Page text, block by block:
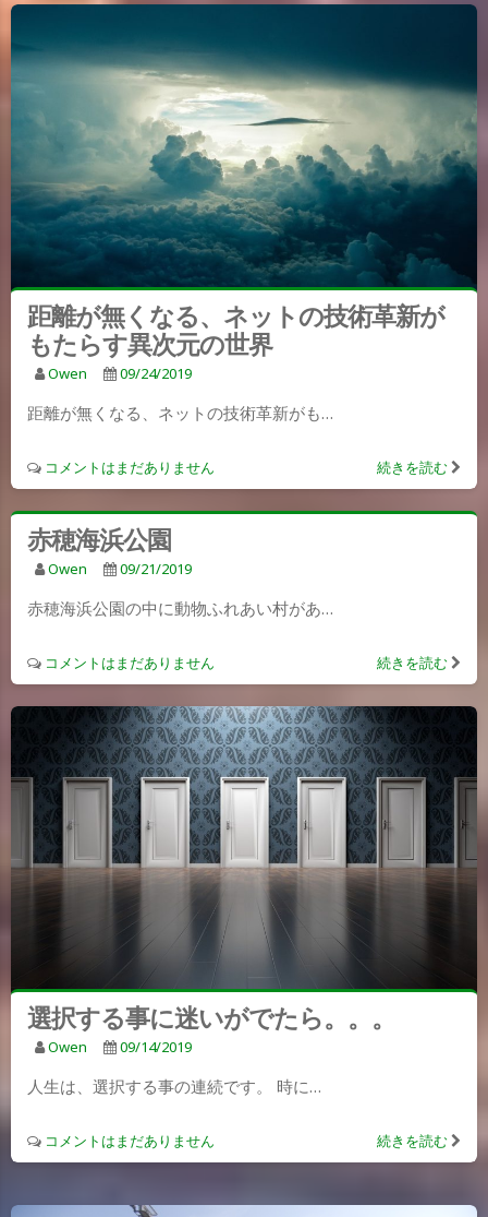
距離が無くなる、ネットの技術革新が
もたらす異次元の世界
Owen 09/24/2019
距離が無くなる、ネットの技術革新がも…
コメントはまだありません 続きを読む
赤穂海浜公園
Owen 09/21/2019
赤穂海浜公園の中に動物ふれあい村があ…
コメントはまだありません 続きを読む
選択する事に迷いがでたら。。。
Owen 09/14/2019
人生は、選択する事の連続です。 時に…
コメントはまだありません 続きを読む